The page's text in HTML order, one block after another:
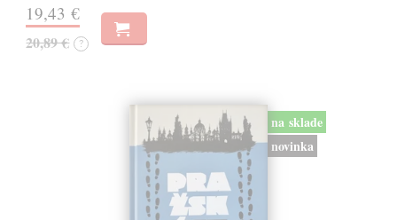
19,43 €
20,89 € ?
na sklade
novinka